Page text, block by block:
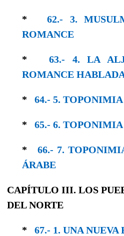
*62.- 3.
ROMANCE
* 63.- 4. LA
ROMANCE
* 64.- 5.
* 65.- 6.
* 66.- 7.
ÁRABE
CAPÍTULO III. LOS
DEL NORTE
* 67.- 1. UNA